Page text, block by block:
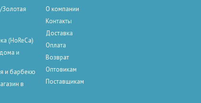
Золотая
(HoReCa)
и
и барбекю
в
О компании
Контакты
Доставка
Оплата
Возврат
Оптовикам
Поставщикам